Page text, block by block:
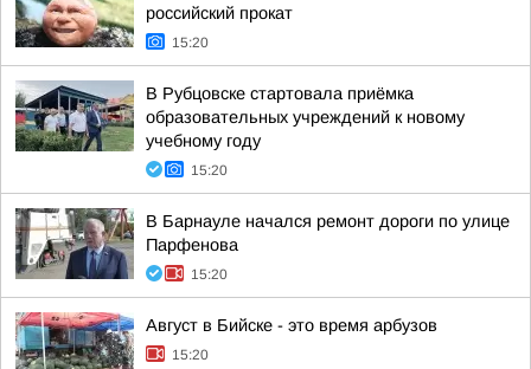
российский прокат
15:20
В Рубцовске стартовала приёмка
образовательных учреждений к новому
учебному году
15:20
В Барнауле начался ремонт дороги по улице
Парфенова
15:20
Август в Бийске - это время арбузов
15:20